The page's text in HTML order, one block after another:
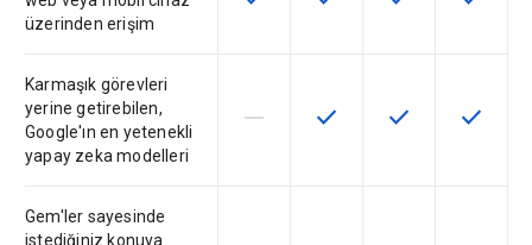
üzerinden erişim
Karmaşık görevleri
yerine getirebilen,
Google'ın en yetenekli
yapay zeka modelleri
Bu özellik söz konusu SKU
horizontal_rule Bu özellik SKU'da
check Bu özellik
check Bu
check
Gem'ler sayesinde
istediğiniz konuya